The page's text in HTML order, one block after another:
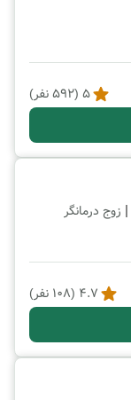
5
(
592نفر)
| زوج درمانگر
4.7
(
108 نفر)